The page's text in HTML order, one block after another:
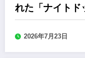
れた「ナイトド
2026年7月23日